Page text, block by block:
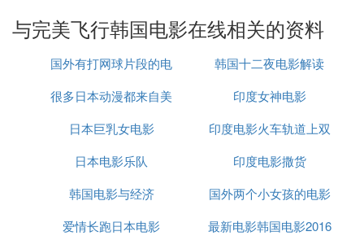
琛ｇ殑瀹朵紮锛屽氬勾浠庝簨鍒戣﹀伐浣滅殑鐩磋夊
憡璇変粬杩欏氨鏄閭ｄ釜杩炵幆缁戞灦妗堢殑鍑舵墜
锛岃繘鑰屽睍寮杩藉嚮銆
皯绔熷紑鐜╃瑧浼肩殑璇磋嚜宸卞凡缁忔妸鎵鏈夊コ
鏈嶅姟鐢熸潃鎺変簡锛屾堜欢鎬ц川鐨勮浆鍙樿╂墍
鏈夊垜璀﹀ぇ鎯婂け鑹诧紝姝ｅ綋澶у跺繖涔卞湴瀵
绘壘澶辫釜鑰呯殑鏃跺欙紝鑻辨皯鍗村張寰绗戠潃鍛
婅瘔澶у舵渶鍚庝竴涓澶辫釜鑰呬粛鍦ㄤ汉涓栥
鐢变簬鏃犳硶鎵惧埌鏈夊姏鐨勮瘉鎹璇佹槑鑻辨皯鐨
勭姜琛岋紝鍙鑳芥殏鏃堕噴鏀句粬銆傛墍鏈変汉閮戒
与完美飞行韩国电影在线相关的资料
国外有打网球片段的电
影
韩国十二夜电影解读
很多日本动漫都来自美
国电影
印度女神电影
日本巨乳女电影
印度电影火车轨道上双
胞胎弟弟
日本电影乐队
印度电影撒货
韩国电影与经济
国外两个小女孩的电影
爱情长跑日本电影
最新电影韩国电影2016